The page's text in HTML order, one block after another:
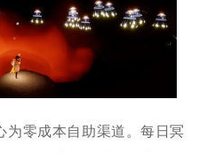
为零成本自助渠道。每日冥